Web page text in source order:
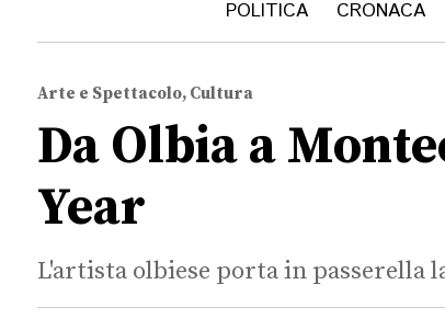
POLITICA CRONACA
Arte e Spettacolo, Cultura
Da Olbia a
Year
L'artista olbiese porta in